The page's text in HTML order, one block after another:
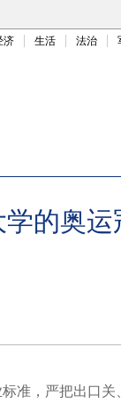
济 生活 法治
的奥
准，严把出口关